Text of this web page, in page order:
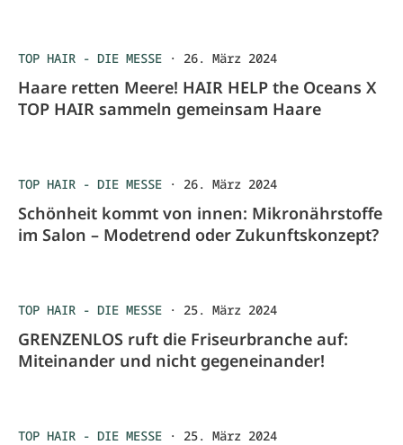
TOP HAIR - DIE MESSE · 26. März 2024
Haare retten Meere! HAIR HELP the Oceans X
TOP HAIR sammeln gemeinsam Haare
TOP HAIR - DIE MESSE · 26. März 2024
Schönheit kommt von innen: Mikronährstoffe
im Salon – Modetrend oder Zukunftskonzept?
TOP HAIR - DIE MESSE · 25. März 2024
GRENZENLOS ruft die Friseurbranche auf:
Miteinander und nicht gegeneinander!
TOP HAIR - DIE MESSE · 25. März 2024